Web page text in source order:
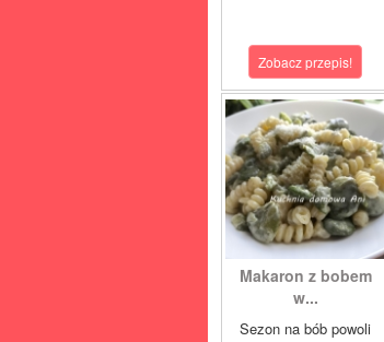
Zobacz przepis!
Makaron z bobem
w...
Sezon na bób powoli